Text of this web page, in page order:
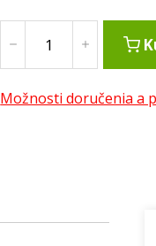
Možnosti doručenia a